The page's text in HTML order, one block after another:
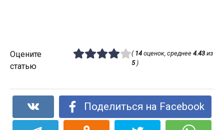
Оцените
статью
( 14оценок, среднее 4.43из
5)
Поделиться на Facebook